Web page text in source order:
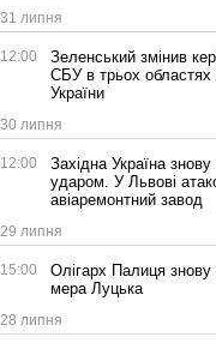
31 липня
12:00
Зеленський змінив
СБУ в трьох областях
України
30 липня
12:00
Західна Україна знову
ударом. У Львові
авіаремонтний завод
29 липня
15:00
Олігарх Палиця знову
мера Луцька
28 липня